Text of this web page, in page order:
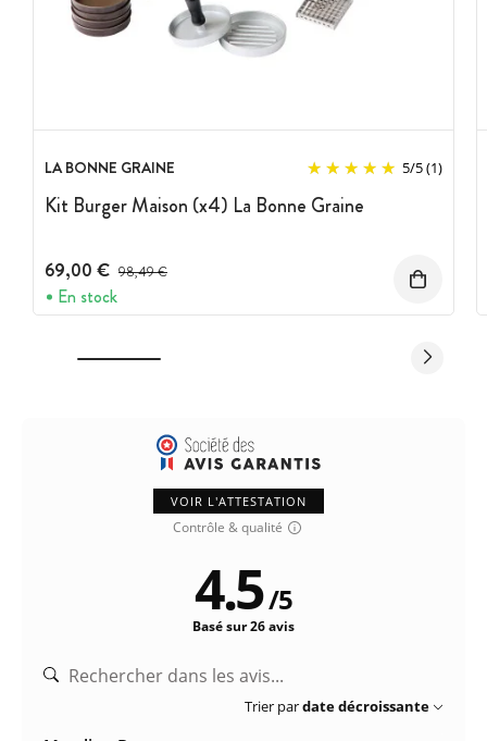
LA BONNE GRAINE 5/5(1)
Kit Burger Maison (x4) La Bonne Graine
69,00 € Prix avant réduction :
98,49 €
En stock
VOIR L'ATTESTATION
Contrôle & qualité
4.5/5
Basé sur 26 avis
Trier pardate décroissante